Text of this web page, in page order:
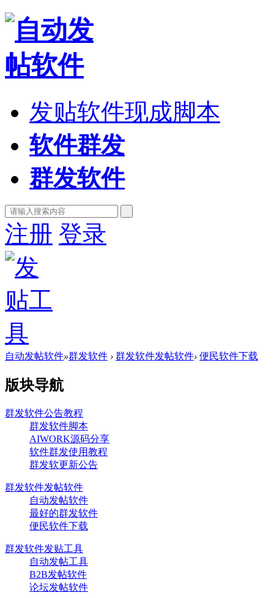
发贴软件现成脚本
软件群发
群发软件
注册 登录
自动发帖软件»群发软件 › 群发软件发帖软件› 便民软件下载
版块导航
群发软件公告教程
群发软件脚本
AIWORK源码分享
软件群发使用教程
群发软更新公告
群发软件发帖软件
自动发帖软件
最好的群发软件
便民软件下载
群发软件发贴工具
自动发帖工具
B2B发帖软件
论坛发帖软件